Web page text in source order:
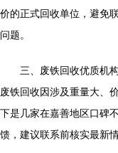
价的正式回收单位，避免
问题。
三、废铁回收优质机
废铁回收因涉及重量大、
下是几家在嘉善地区口碑
馈，建议联系前核实最新